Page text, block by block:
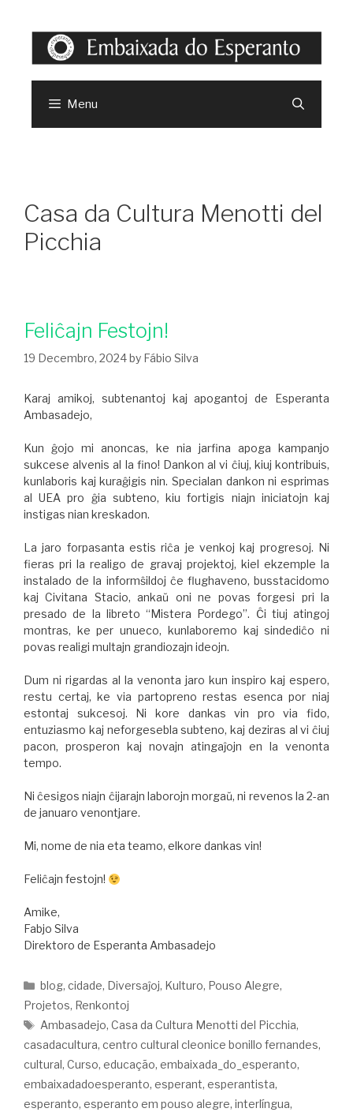
Menu
Casa da Cultura Menotti del
Picchia
Feliĉajn Festojn!
19 Decembro, 2024by Fábio Silva
Karaj amikoj, subtenantoj kaj apogantoj de Esperanta
Ambasadejo,
Kun ĝojo mi anoncas, ke nia jarfina apoga kampanjo
sukcese alvenis al la fino! Dankon al vi ĉiuj, kiuj kontribuis,
kunlaboris kaj kuraĝigis nin. Specialan dankon ni esprimas
al UEA pro ĝia subteno, kiu fortigis niajn iniciatojn kaj
instigas nian kreskadon.
La jaro forpasanta estis riĉa je venkoj kaj progresoj. Ni
fieras pri la realigo de gravaj projektoj, kiel ekzemple la
instalado de la informŝildoj ĉe flughaveno, busstacidomo
kaj Civitana Stacio, ankaŭ oni ne povas forgesi pri la
presado de la libreto “Mistera Pordego”. Ĉi tiuj atingoj
montras, ke per unueco, kunlaboremo kaj sindediĉo ni
povas realigi multajn grandiozajn ideojn.
Dum ni rigardas al la venonta jaro kun inspiro kaj espero,
restu certaj, ke via partopreno restas esenca por niaj
estontaj sukcesoj. Ni kore dankas vin pro via fido,
entuziasmo kaj neforgesebla subteno, kaj deziras al vi ĉiuj
pacon, prosperon kaj novajn atingaĵojn en la venonta
tempo.
Ni ĉesigos niajn ĉijarajn laborojn morgaŭ, ni revenos la 2-an
de januaro venontjare.
Mi, nome de nia eta teamo, elkore dankas vin!
Feliĉajn festojn!
Amike,
Fabjo Silva
Direktoro de Esperanta Ambasadejo
blog, cidade, Diversaĵoj, Kulturo, Pouso Alegre,
Projetos, Renkontoj
Ambasadejo,Casa da Cultura Menotti del Picchia,
casadacultura, centro cultural cleonice bonillo fernandes,
cultural, Curso, educação, embaixada_do_esperanto,
embaixadadoesperanto, esperant, esperantista,
esperanto, esperanto em pouso alegre, interlíngua,